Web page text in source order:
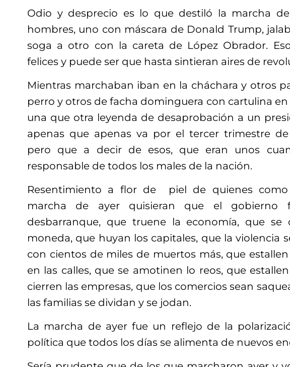
Odio y desprecio es lo que destiló la marcha
hombres, uno con máscara de Donald Trump,
soga a otro con la careta de López Obrador.
felices y puede ser que hasta sintieran aires de
Mientras marchaban iban en la cháchara y otros
perro y otros de facha dominguera con cartulina
una que otra leyenda de desaprobación a un
apenas que apenas va por el tercer trimestre
pero que a decir de esos, que eran unos
responsable de todos los males de la nación.
Resentimiento a flor de piel de quienes
marcha de ayer quisieran que el gobierno
desbarranque, que truene la economía, que se
moneda, que huyan los capitales, que la violencia
con cientos de miles de muertos más, que
en las calles, que se amotinen lo reos, que
cierren las empresas, que los comercios sean
las familias se dividan y se jodan.
La marcha de ayer fue un reflejo de la
política que todos los días se alimenta de nuevos